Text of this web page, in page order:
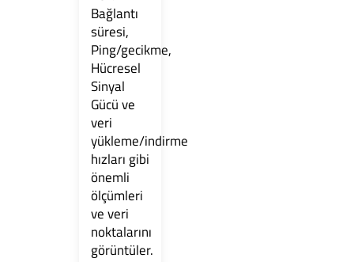
Bağlantı
süresi,
Ping/gecikme,
Hücresel
Sinyal
Gücü ve
veri
yükleme/indirme
hızları gibi
önemli
ölçümleri
ve veri
noktalarını
görüntüler.